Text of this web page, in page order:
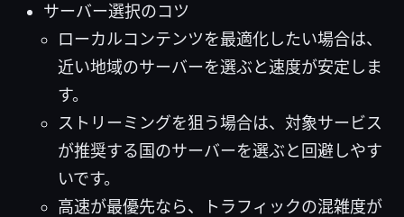
サーバー選択のコツ
ローカルコンテンツを最適化したい場合は、
近い地域のサーバーを選ぶと速度が安定しま
す。
ストリーミングを狙う場合は、対象サービス
が推奨する国のサーバーを選ぶと回避しやす
いです。
高速が最優先なら、トラフィックの混雑度が